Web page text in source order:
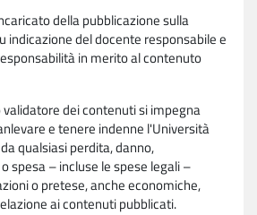
della pubblicazione sulla
indicazione del docente responsabile e
in merito al contenuto
dei contenuti si impegna
e tenere indenne l'Università
qualsiasi perdita, danno,
spesa – incluse le spese legali –
o pretese, anche economiche,
ai contenuti pubblicati.